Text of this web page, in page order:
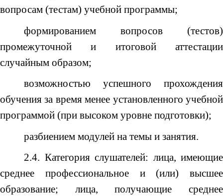
вопросам (тестам) учебной программы;
формированием вопросов (тестов)
промежуточной и итоговой аттестации
случайным образом;
возможностью успешного прохождения
обучения за время менее установленного учебной
программой (при высоком уровне подготовки);
разбиением модулей на темы и занятия.
2.4. Категория слушателей: лица, имеющие
среднее профессиональное и (или) высшее
образование; лица, получающие среднее